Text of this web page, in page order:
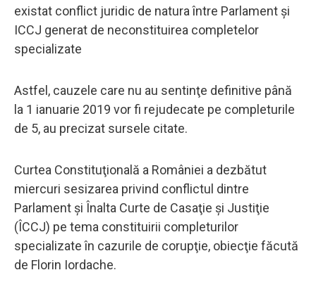
existat conflict juridic de natura între Parlament şi
ICCJ generat de neconstituirea completelor
specializate
Astfel, cauzele care nu au sentinţe definitive până
la 1 ianuarie 2019 vor fi rejudecate pe completurile
de 5, au precizat sursele citate.
Curtea Constituţională a României a dezbătut
miercuri sesizarea privind conflictul dintre
Parlament şi Înalta Curte de Casaţie şi Justiţie
(ÎCCJ) pe tema constituirii completurilor
specializate în cazurile de corupţie, obiecţie făcută
de Florin Iordache.